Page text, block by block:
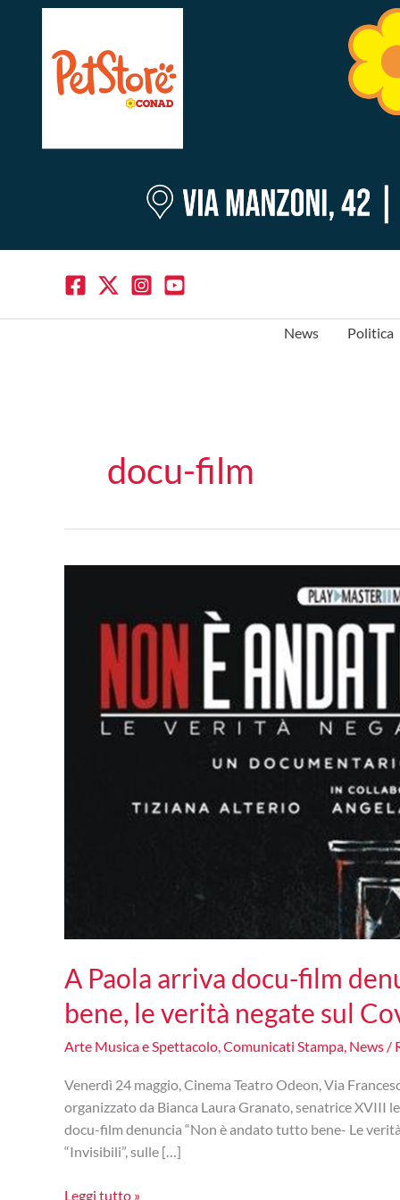
News Politica
docu-film
A Paola arriva docu-film
bene, le verità negate sul
Arte Musica e Spettacolo Comunicati Stampa News /
Venerdì 24 maggio, Cinema Teatro Odeon, Via
organizzato da Bianca Laura Granato, senatrice XVIII
docu-film denuncia “Non è andato tutto bene- Le
“Invisibili”, sulle […]
A
Leggi tutto »